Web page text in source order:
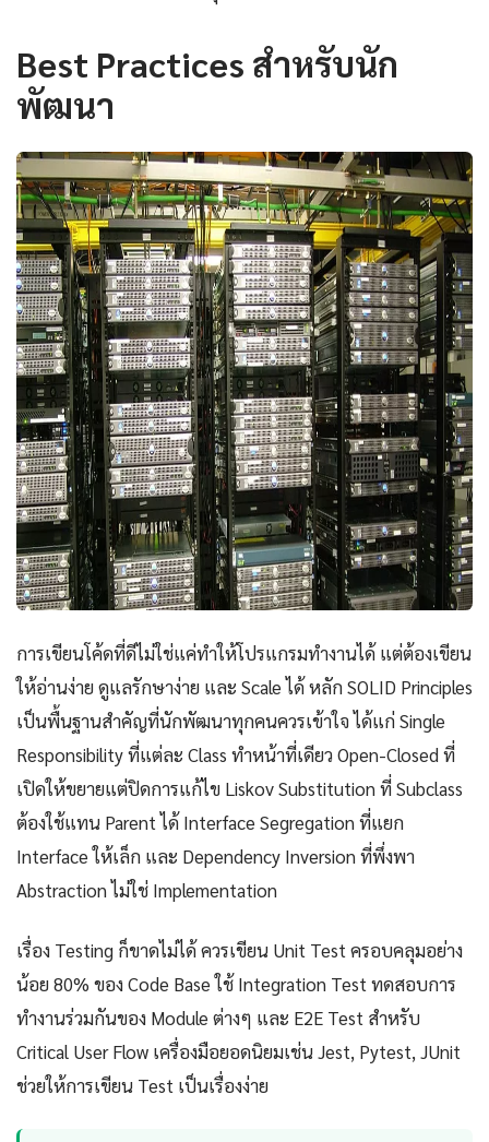
Best Practices สำหรับนัก
พัฒนา
การเขียนโค้ดที่ดีไม่ใช่แค่ทำให้โปรแกรมทำงานได้ แต่ต้องเขียน
ให้อ่านง่าย ดูแลรักษาง่าย และ Scale ได้ หลัก SOLID Principles
เป็นพื้นฐานสำคัญที่นักพัฒนาทุกคนควรเข้าใจ ได้แก่ Single
Responsibility ที่แต่ละ Class ทำหน้าที่เดียว Open-Closed ที่
เปิดให้ขยายแต่ปิดการแก้ไข Liskov Substitution ที่ Subclass
ต้องใช้แทน Parent ได้ Interface Segregation ที่แยก
Interface ให้เล็ก และ Dependency Inversion ที่พึ่งพา
Abstraction ไม่ใช่ Implementation
เรื่อง Testing ก็ขาดไม่ได้ ควรเขียน Unit Test ครอบคลุมอย่าง
น้อย 80% ของ Code Base ใช้ Integration Test ทดสอบการ
ทำงานร่วมกันของ Module ต่างๆ และ E2E Test สำหรับ
Critical User Flow เครื่องมือยอดนิยมเช่น Jest, Pytest, JUnit
ช่วยให้การเขียน Test เป็นเรื่องง่าย